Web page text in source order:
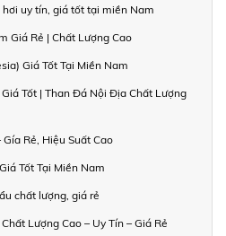
uy tín, giá tốt tại miền Nam
Giá Rẻ | Chất Lượng Cao
Giá Tốt Tại Miền Nam
Tốt | Than Đá Nội Địa Chất Lượng
Rẻ, Hiệu Suất Cao
Tốt Tại Miền Nam
chất lượng, giá rẻ
Lượng Cao – Uy Tín – Giá Rẻ